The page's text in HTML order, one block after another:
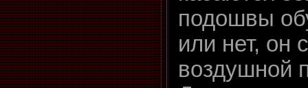
подошвы
или нет, он
воздушной